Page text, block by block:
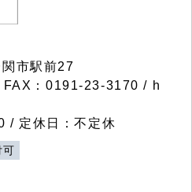
市駅前27
：0191-23-3170 / h
/ 定休日：不定休
可